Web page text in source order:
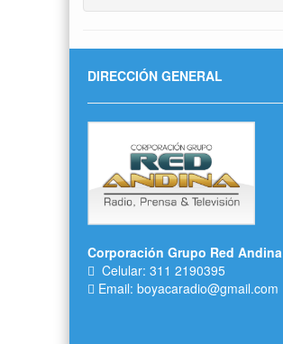
DIRECCIÓN GENERAL
Corporación Grupo Red Andina
Celular: 311 2190395
Email: boyacaradio@gmail.com